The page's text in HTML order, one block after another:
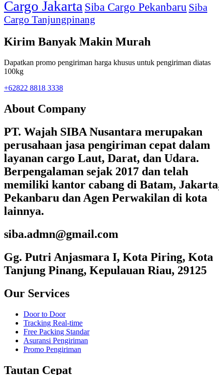
Cargo Jakarta Siba Cargo Pekanbaru Siba
Cargo Tanjungpinang
Kirim Banyak Makin Murah
Dapatkan promo pengiriman harga khusus untuk pengiriman diatas
100kg
+62822 8818 3338
About Company
PT. Wajah SIBA Nusantara merupakan
perusahaan jasa pengiriman cepat dalam
layanan cargo Laut, Darat, dan Udara.
Berpengalaman sejak 2017 dan telah
memiliki kantor cabang di Batam,
Pekanbaru dan Agen Perwakilan di kota
lainnya.
siba.admn@gmail.com
Gg. Putri Anjasmara I, Kota Piring, Kota
Tanjung Pinang, Kepulauan Riau, 29125
Our Services
Door to Door
Tracking Real-time
Free Packing Standar
Asuransi Pengiriman
Promo Pengiriman
Tautan Cepat